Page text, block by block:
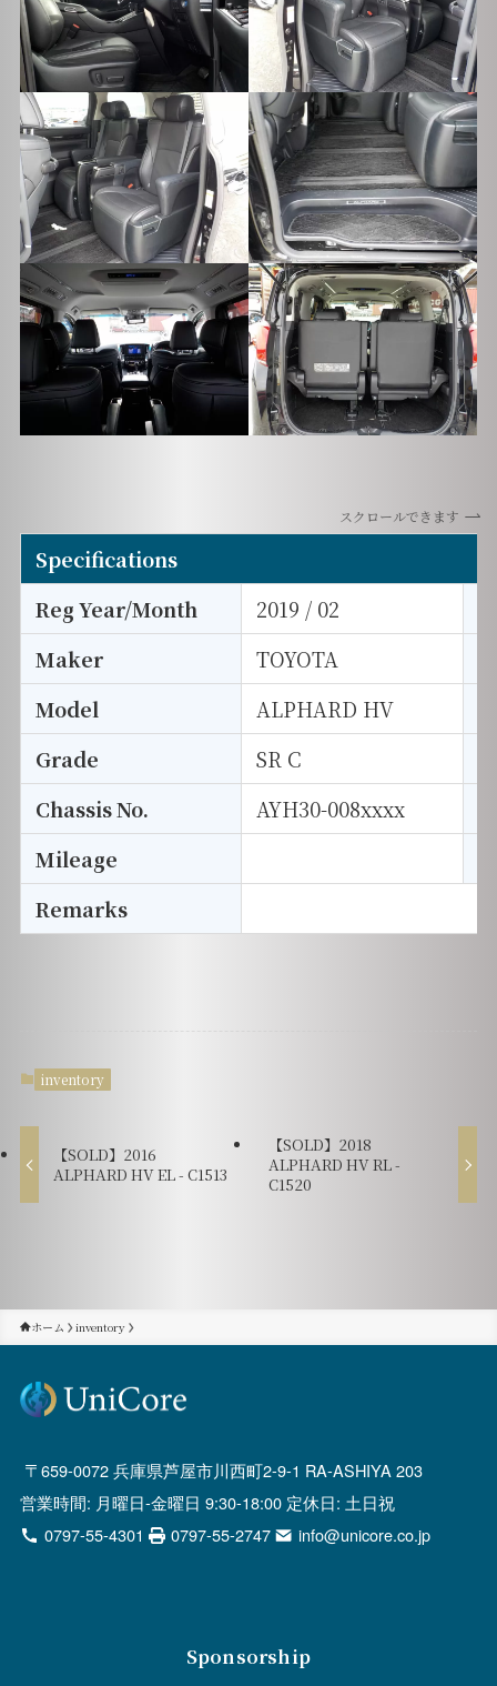
スクロールできます
Specifications
Reg Year/Month
2019 / 02
Maker
TOYOTA
Model
ALPHARD HV
Grade
SR C
Chassis No.
AYH30-008xxxx
Mileage
Remarks
inventory
【SOLD】2016
ALPHARD HV EL - C1513
【SOLD】2018
ALPHARD HV RL -
C1520
ホーム inventory
659-0072 兵庫県芦屋市川西町2-9-1 RA-ASHIYA 203
営業時間: 月曜日-金曜日 9:30-18:00 定休日: 土日祝
0797-55-4301
0797-55-2747 info@unicore.co.jp
Sponsorship